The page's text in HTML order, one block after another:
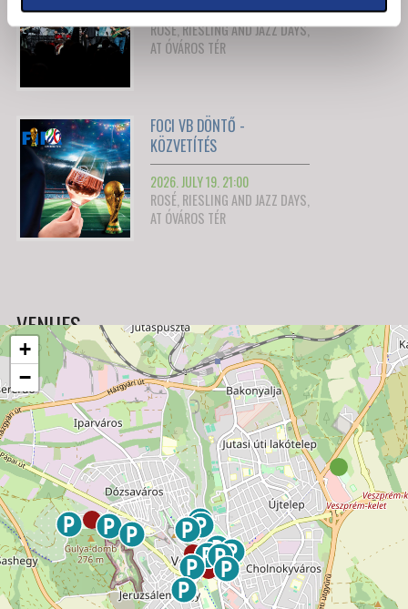
2026. JULY 18. 23:00
ROSÉ, RIESLING AND JAZZ DAYS,
AT ÓVÁROS TÉR
FOCI VB DÖNTŐ -
KÖZVETÍTÉS
2026. JULY 19. 21:00
ROSÉ, RIESLING AND JAZZ DAYS,
AT ÓVÁROS TÉR
+
−
VENUES